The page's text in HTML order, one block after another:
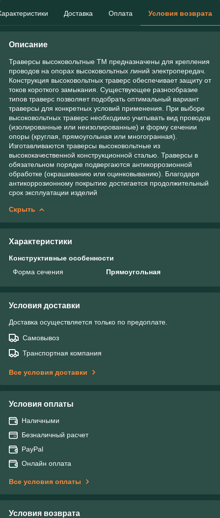
Доставка Оплата Условия возврата
Описание
Траверсы высоковольтные ТМ предназначены для крепления
проводов на опорах высоковольтных линий электропередач.
Конструкция высоковольтных траверс обеспечивает защиту от
токов короткого замыкания. Существующее разнообразие
типов траверс позволяет подобрать оптимальный вариант
траверсы для конкретных условий применения. При выборе
высоковольтных траверс необходимо учитывать вид проводов
(изолированные или неизолированные) и форму сечении
опоры (круглая, прямоугольная или многогранная).
Изготавливаются траверсы высоковольтные из
высококачественной конструкционной сталью. Траверсы в
обязательном порядке подвергаются антикоррозионной
обработке (окрашиванию или оцинковыванию). Благодаря
антикоррозионному покрытию достигается продолжительный
срок эксплуатации изделий
Скрыть
Характеристики
Конструктивные особенности
Форма сечения
Прямоугольная
Условия доставки
Доставка осуществляется только по предоплате.
Самовывоз
Транспортная компания
Все условия доставки
Условия оплаты
Наличными
Безналичный расчет
PayPal
Онлайн оплата
Все условия оплаты
Условия возврата